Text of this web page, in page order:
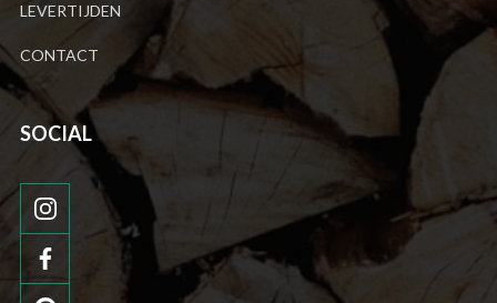
LEVERTIJDEN
CONTACT
SOCIAL